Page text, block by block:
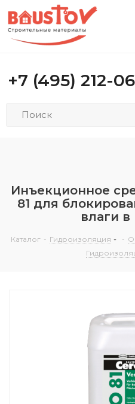
+7 (495) 212-
Инъекционное
81 для
влаги в
Каталог - Гидроизоляция -